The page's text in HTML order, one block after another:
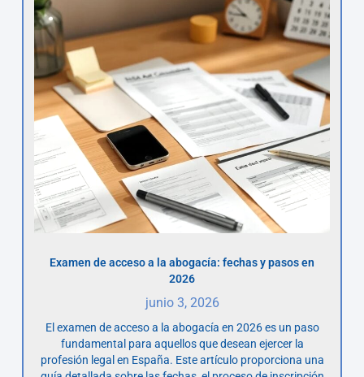
Examen de acceso a la abogacía: fechas y pasos en
2026
junio 3, 2026
El examen de acceso a la abogacía en 2026 es un paso
fundamental para aquellos que desean ejercer la
profesión legal en España. Este artículo proporciona una